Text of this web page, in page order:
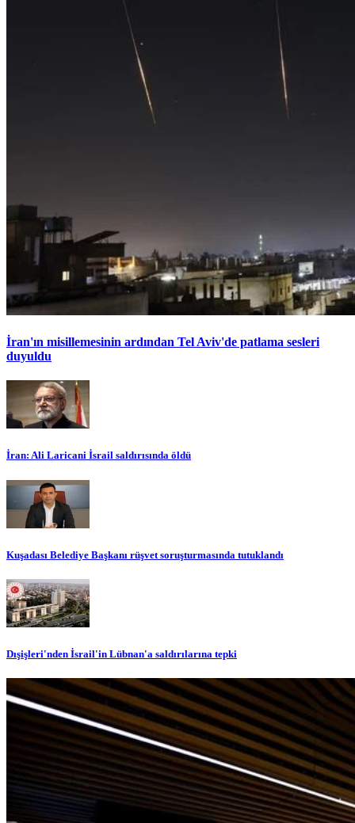
İran'ın misillemesinin ardından Tel Aviv'de patlama sesleri
duyuldu
İran: Ali Laricani İsrail saldırısında öldü
Kuşadası Belediye Başkanı rüşvet soruşturmasında tutuklandı
Dışişleri'nden İsrail'in Lübnan'a saldırılarına tepki